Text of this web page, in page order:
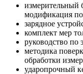
измерительный
модификация по
зарядное
комплект мер
руководство по
методика
обработки
ударопрочный